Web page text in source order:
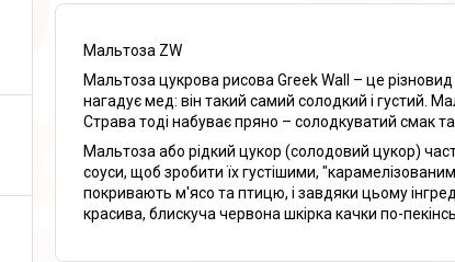
Мальтоза ZW
Мальтоза цукрова рисова Greek Wall – це
нагадує мед: він такий самий солодкий і густий.
Страва тоді набуває пряно – солодкуватий смак
Мальтоза або рідкий цукор (солодовий цукор)
соуси, щоб зробити їх густішими,
покривають м'ясо та птицю, і завдяки цьому
красива, блискуча червона шкірка качки по-